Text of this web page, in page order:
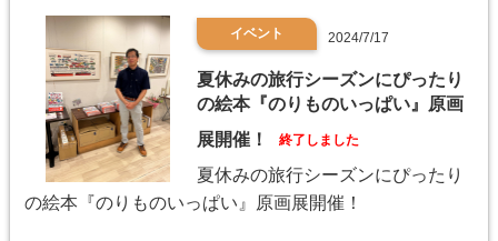
イベント 2024/7/17
夏休みの旅行シーズンにぴったり
の絵本『のりものいっぱい』原画
展開催！
終了しました
夏休みの旅行シーズンにぴったり
の絵本『のりものいっぱい』原画展開催！